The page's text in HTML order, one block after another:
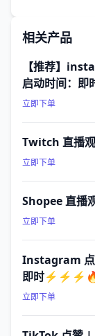
相关产品
【推荐】
启动时间：即
立即下单
Twitch 直播
立即下单
Shopee 直播
立即下单
Instagram 点
即时
立即下单